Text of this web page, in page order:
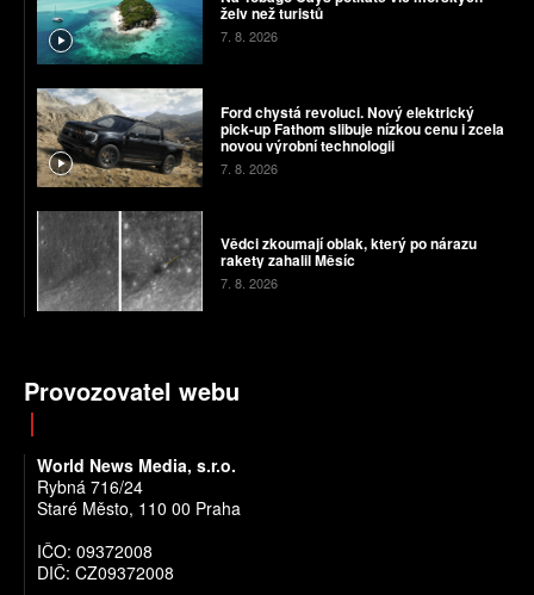
želv než turistů
7. 8. 2026
Ford chystá revoluci. Nový elektrický
pick-up Fathom slibuje nízkou cenu i zcela
novou výrobní technologii
7. 8. 2026
Vědci zkoumají oblak, který po nárazu
rakety zahalil Měsíc
7. 8. 2026
Provozovatel webu
World News Media, s.r.o.
Rybná 716/24
Staré Město, 110 00 Praha
IČO: 09372008
DIČ: CZ09372008